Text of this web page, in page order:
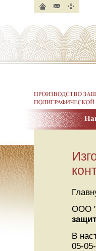
Производство
полиграфической
ООО
В
05-
страница
сайта